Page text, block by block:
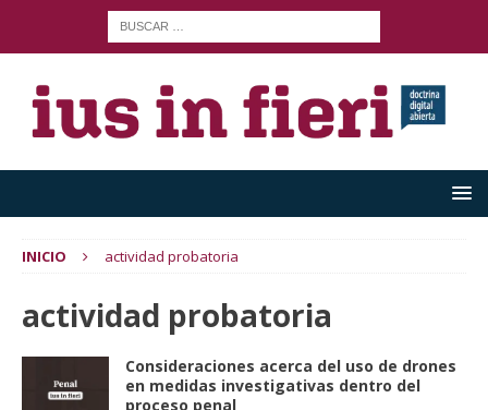
INICIO actividad probatoria
actividad probatoria
Consideraciones acerca del uso de drones
en medidas investigativas dentro del
proceso penal